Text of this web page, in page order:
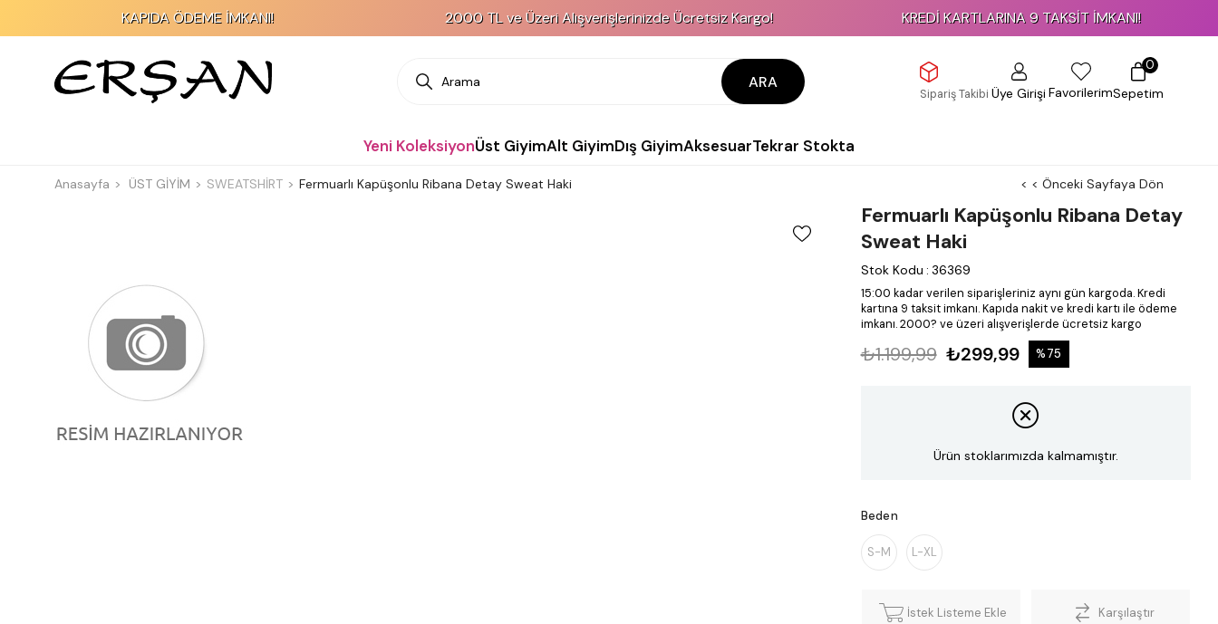
KAPIDA ÖDEME İMKANI! 2000 TL ve Üzeri Alışverişlerinizde Ücretsiz Kargo! KREDİ KARTLARINA 9 TAKSİT İMKANI!
ARA
Sipariş Takibi Üye GirişiFavorilerimSepetim
0
Yeni KoleksiyonÜst GiyimAlt GiyimDış GiyimAksesuarTekrar Stokta
Anasayfa ÜST GİYİM SWEATSHİRT Fermuarlı Kapüşonlu Ribana Detay Sweat Haki < < Önceki Sayfaya Dön
Fermuarlı Kapüşonlu Ribana Detay
Sweat Haki
Stok Kodu : 36369
15:00 kadar verilen siparişleriniz aynı gün kargoda. Kredi
kartına 9 taksit imkanı. Kapıda nakit ve kredi kartı ile ödeme
imkanı. 2000? ve üzeri alışverişlerde ücretsiz kargo
₺1.199,99 ₺299,99 %75
Ürün stoklarımızda kalmamıştır.
Beden
S-M L-XL
İstek Listeme Ekle Karşılaştır